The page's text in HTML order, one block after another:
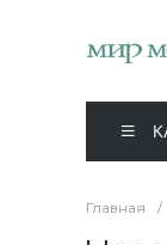
Главная /